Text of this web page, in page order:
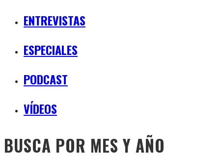
ENTREVISTAS
ESPECIALES
PODCAST
VÍDEOS
BUSCA POR MES Y AÑO